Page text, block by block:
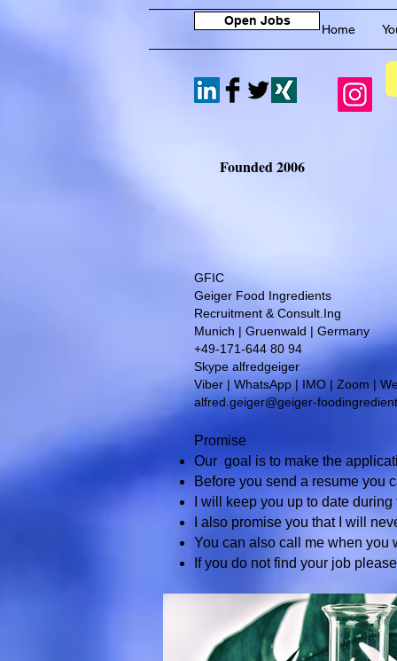
Home
Open Jobs
Founded 2006
GFIC
Geiger Food Ingredients
Recruitment & Consult.Ing
​Munich | Gruenwald | Germany
+49-171-644 80 94
Skype alfredgeiger
Viber | WhatsApp | IMO | Zoom |
alfred.geiger@geiger-
Promise
Our goal is to make the
Before you send a resume you
I will keep you up to date
I also promise you that I will
You can also call me when you
If you do not find your job